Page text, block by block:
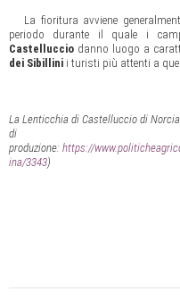
La fioritura avviene
periodo durante il quale i
Castelluccio danno luogo a
dei Sibillini i turisti più attenti a
La Lenticchia di Castelluccio di
di
produzione: https://
ina/3343)